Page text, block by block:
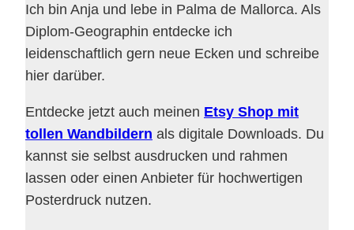
Ich bin Anja und lebe in Palma de Mallorca. Als
Diplom-Geographin entdecke ich
leidenschaftlich gern neue Ecken und schreibe
hier darüber.
Entdecke jetzt auch meinen Etsy Shop mit
tollen Wandbildern als digitale Downloads. Du
kannst sie selbst ausdrucken und rahmen
lassen oder einen Anbieter für hochwertigen
Posterdruck nutzen.